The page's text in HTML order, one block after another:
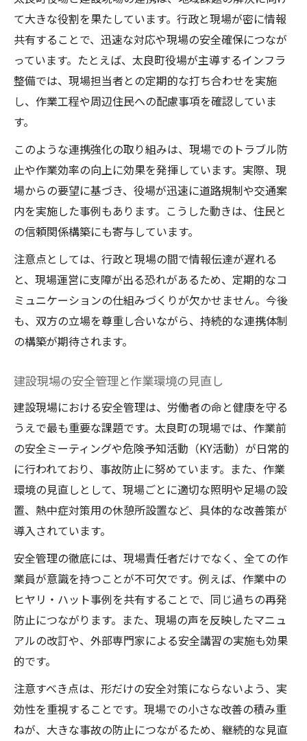
て大きな役割を果たしています。行政と現場が密に情報
共有することで、迅速な対応や現場の安全確保につなが
っています。たとえば、太良町役場が主導するインフラ
整備では、現場担当者との定期的な打ち合わせを実施
し、作業工程や周辺住民への配慮事項を確認していま
す。
このような連携強化の取り組みは、現場でのトラブル防
止や作業効率の向上に効果を発揮しています。実際、現
場からの要望に基づき、役場が迅速に道路規制や交通案
内を実施した事例もあります。こうした動きは、住民と
の信頼関係構築にも寄与しています。
注意点としては、行政と現場の間で情報伝達が遅れる
と、現場運営に支障が出る恐れがあるため、定期的なコ
ミュニケーションの仕組みづくりが欠かせません。今後
も、双方の立場を尊重し合いながら、持続的な連携体制
の構築が期待されます。
建設現場の安全管理と作業環境の見直し
建設現場における安全管理は、労働者の命と健康を守る
うえで最も重要な課題です。太良町の現場では、作業前
の安全ミーティングや危険予知活動（KY活動）が日常的
に行われており、事故防止に努めています。また、作業
環境の見直しとして、現場ごとに適切な照明や足場の設
置、熱中症対策用の休憩所設置など、具体的な改善策が
導入されています。
安全管理の徹底には、現場責任者だけでなく、全ての作
業員が意識を持つことが不可欠です。例えば、作業中の
ヒヤリ・ハット事例を共有することで、同じ過ちの再発
防止につながります。また、現場の声を反映したマニュ
アルの改訂や、外部専門家による安全講習の実施も効果
的です。
注意すべき点は、形だけの安全対策にならないよう、実
効性を重視することです。現場での小さな改善の積み重
ねが、大きな事故の防止につながるため、継続的な見直